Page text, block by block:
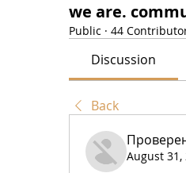
we are.
Public · 44
Discussion
Back
August 31,